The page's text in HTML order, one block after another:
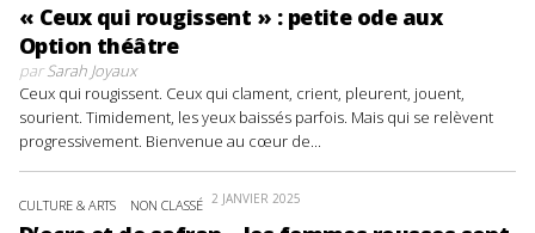
« Ceux qui rougissent » : petite ode aux
Option théâtre
parSarah Joyaux
Ceux qui rougissent. Ceux qui clament, crient, pleurent, jouent,
sourient. Timidement, les yeux baissés parfois. Mais qui se relèvent
progressivement. Bienvenue au cœur de...
CULTURE & ARTS NON CLASSÉ 2 JANVIER 2025